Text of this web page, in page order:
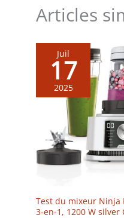
Articles
Juil
17
2025
Test du mixeur Ninja
3-en-1, 1200 W silver